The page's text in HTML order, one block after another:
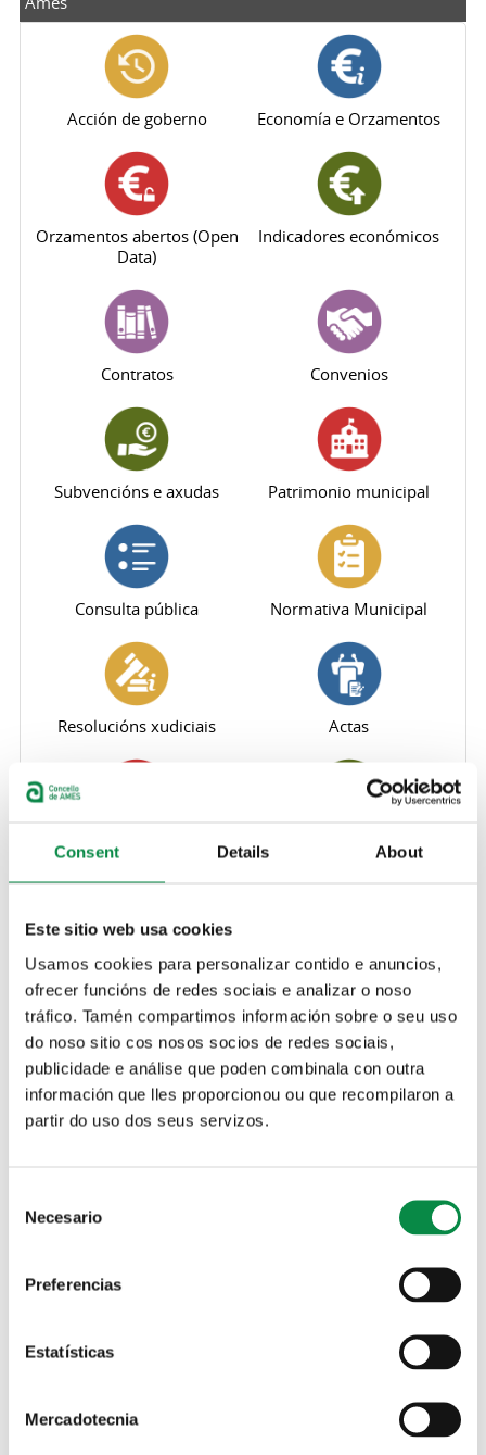
Consent Details About
Este sitio web usa cookies
Usamos cookies para personalizar contido e anuncios,
ofrecer funcións de redes sociais e analizar o noso
tráfico. Tamén compartimos información sobre o seu uso
do noso sitio cos nosos socios de redes sociais,
publicidade e análise que poden combinala con outra
información que lles proporcionou ou que recompilaron a
partir do uso dos seus servizos.
Selection
Necesario
Preferencias
Estatísticas
Mercadotecnia
Acción de goberno Economía e Orzamentos
Orzamentos abertos (Open
Data)
Indicadores económicos
Contratos Convenios
Subvencións e axudas Patrimonio municipal
Consulta pública Normativa Municipal
Resolucións xudiciais Actas
Urbanismo, obras públicas
e medioambiente
Indicadores de
transparencia
Decretos Información tributaria
Rexistro de intereses Augas de Ames
Bolsas de traballo
Bolsas de traballo